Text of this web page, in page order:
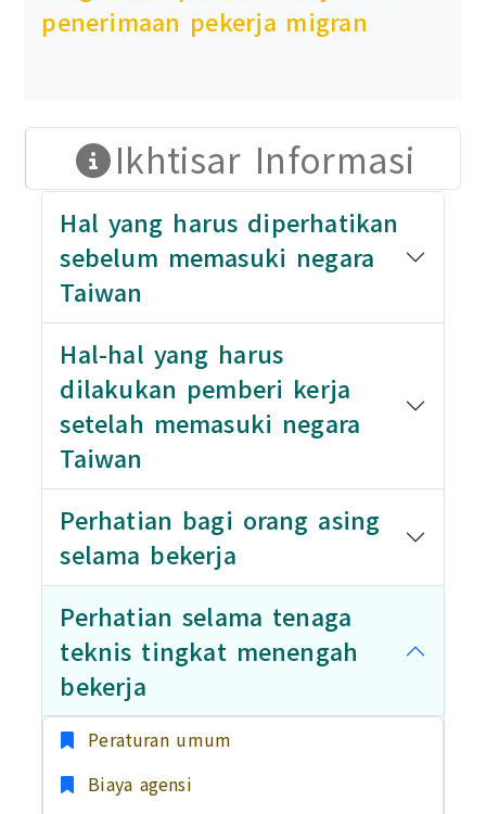
penerimaan pekerja migran
Ikhtisar Informasi
Hal yang harus diperhatikan
sebelum memasuki negara
Taiwan
Hal-hal yang harus
dilakukan pemberi kerja
setelah memasuki negara
Taiwan
Perhatian bagi orang asing
selama bekerja
Perhatian selama tenaga
teknis tingkat menengah
bekerja
Peraturan umum
Biaya agensi